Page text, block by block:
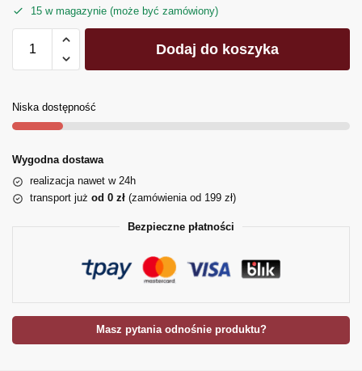
15 w magazynie (może być zamówiony)
Dodaj do koszyka
Niska dostępność
Wygodna dostawa
realizacja nawet w 24h
transport już od 0 zł (zamówienia od 199 zł)
Bezpieczne płatności
Masz pytania odnośnie produktu?